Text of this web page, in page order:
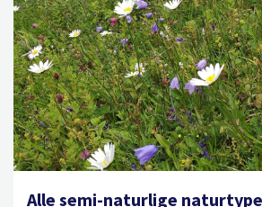
Alle semi-naturlige